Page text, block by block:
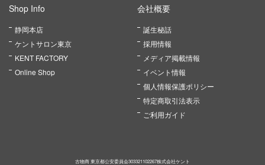
Shop Info
静岡本店
ケントサロン東京
KENT FACTORY
Online Shop
会社概要
誕生秘話
採用情報
メディア掲載情報
イベント情報
個人情報保護ポリシー
特定商取引法表示
ご利用ガイド
古物商 東京都公安委員会303321102267株式会社ケント